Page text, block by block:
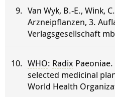
Van Wyk, B.-E., Wink,
Arzneipflanzen, 3.
Verlagsgesellschaft
WHO: Radix Paeoniae.
selected medicinal
World Health